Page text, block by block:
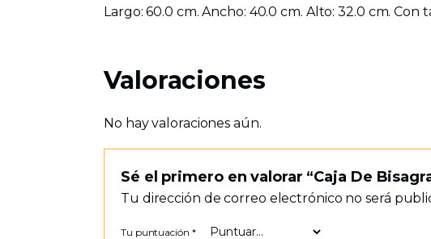
Largo: 60.0 cm. Ancho: 40.0 cm. Alto: 32.0 cm. Con
Valoraciones
No hay valoraciones aún.
Sé el primero en valorar “Caja De
Tu dirección de correo electrónico no será
Tu puntuación *